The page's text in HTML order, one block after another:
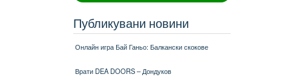
Публикувани новини
Онлайн игра Бай Ганьо: Балкански скокове
Врати DEA DOORS – Дондуков